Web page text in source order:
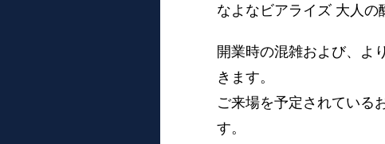
なよなビアライズ 大人の
開業時の混雑および、よ
きます。
ご来場を予定されている
す。